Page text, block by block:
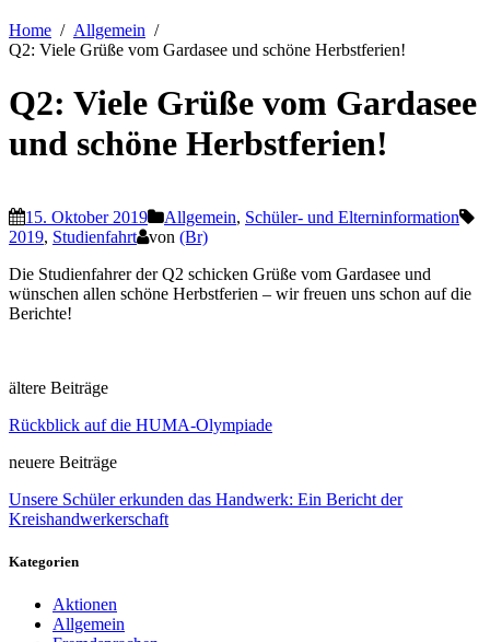
Home
Allgemein
Q2: Viele Grüße vom Gardasee und schöne Herbstferien!
Q2: Viele Grüße vom Gardasee
und schöne Herbstferien!
15. Oktober 2019 Allgemein, Schüler- und Elterninformation
2019, Studienfahrt von (Br)
Die Studienfahrer der Q2 schicken Grüße vom Gardasee und
wünschen allen schöne Herbstferien – wir freuen uns schon auf die
Berichte!
ältere Beiträge
Rückblick auf die HUMA-Olympiade
neuere Beiträge
Unsere Schüler erkunden das Handwerk: Ein Bericht der
Kreishandwerkerschaft
Kategorien
Aktionen
Allgemein